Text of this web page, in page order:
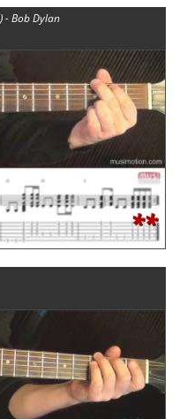
- Bob Dylan
**